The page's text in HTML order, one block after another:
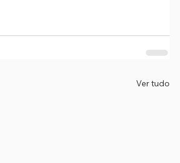
Ver tudo